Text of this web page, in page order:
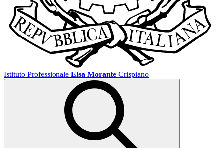
Istituto Professionale Elsa Morante Crispiano